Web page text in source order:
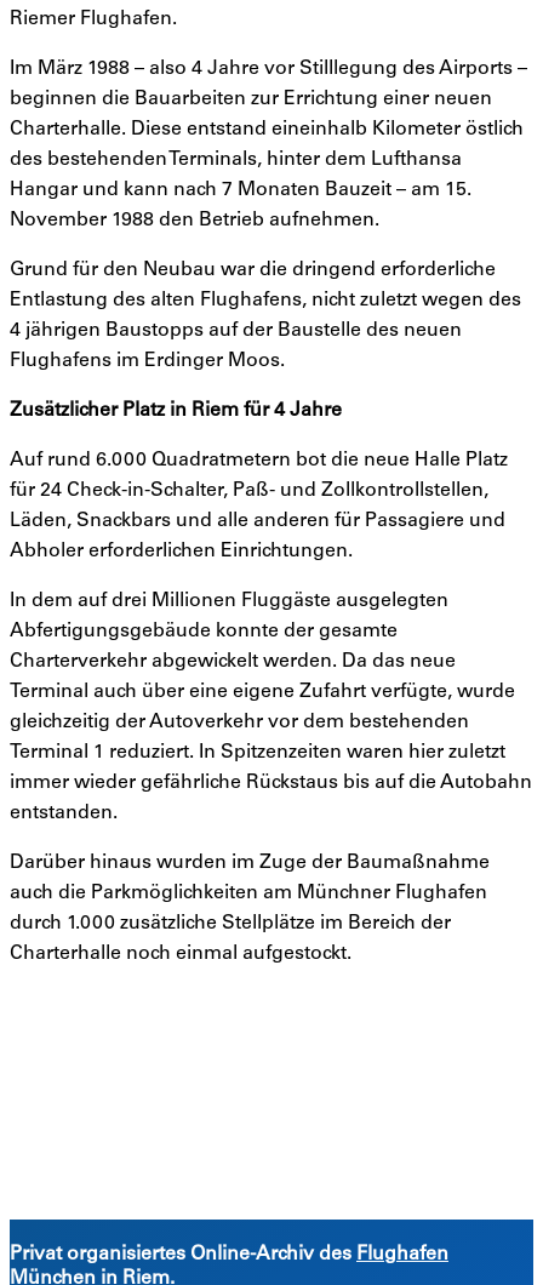
Riemer Flughafen.
Im März 1988 – also 4 Jahre vor Stilllegung des Airports –
beginnen die Bauarbeiten zur Errichtung einer neuen
Charterhalle. Diese entstand eineinhalb Kilometer östlich
des bestehenden Terminals, hinter dem Lufthansa
Hangar und kann nach 7 Monaten Bauzeit – am 15.
November 1988 den Betrieb aufnehmen.
Grund für den Neubau war die dringend erforderliche
Entlastung des alten Flughafens, nicht zuletzt wegen des
4 jährigen Baustopps auf der Baustelle des neuen
Flughafens im Erdinger Moos.
Zusätzlicher Platz in Riem für 4 Jahre
Auf rund 6.000 Quadratmetern bot die neue Halle Platz
für 24 Check-in-Schalter, Paß- und Zollkontrollstellen,
Läden, Snackbars und alle anderen für Passagiere und
Abholer erforderlichen Einrichtungen.
In dem auf drei Millionen Fluggäste ausgelegten
Abfertigungsgebäude konnte der gesamte
Charterverkehr abgewickelt werden. Da das neue
Terminal auch über eine eigene Zufahrt verfügte, wurde
gleichzeitig der Autoverkehr vor dem bestehenden
Terminal 1 reduziert. In Spitzenzeiten waren hier zuletzt
immer wieder gefährliche Rückstaus bis auf die Autobahn
entstanden.
Darüber hinaus wurden im Zuge der Baumaßnahme
auch die Parkmöglichkeiten am Münchner Flughafen
durch 1.000 zusätzliche Stellplätze im Bereich der
Charterhalle noch einmal aufgestockt.
Privat organisiertes Online-Archiv des Flughafen
München in Riem.